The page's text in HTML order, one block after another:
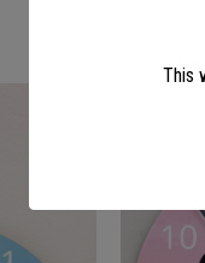
This